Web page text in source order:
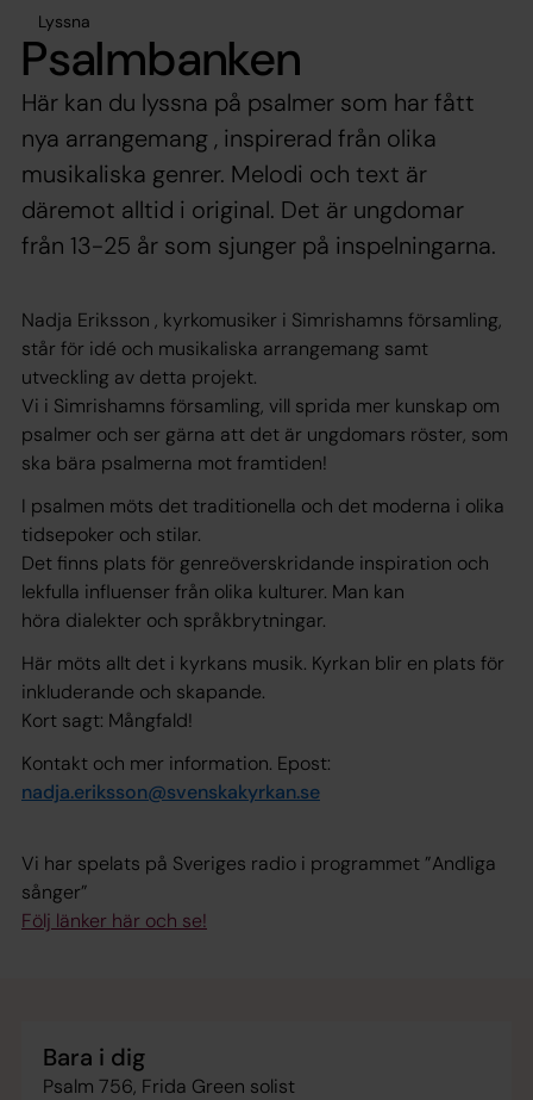
Lyssna
Psalmbanken
Här kan du lyssna på psalmer som har fått
nya arrangemang , inspirerad från olika
musikaliska genrer. Melodi och text är
däremot alltid i original. Det är ungdomar
från 13-25 år som sjunger på inspelningarna.
Nadja Eriksson , kyrkomusiker i Simrishamns församling,
står för idé och musikaliska arrangemang samt
utveckling av detta projekt.
Vi i Simrishamns församling, vill sprida mer kunskap om
psalmer och ser gärna att det är ungdomars röster, som
ska bära psalmerna mot framtiden!
I psalmen möts det traditionella och det moderna i olika
tidsepoker och stilar.​
Det finns plats för genreöverskridande inspiration och
lekfulla influenser från olika kulturer. Man kan
höra dialekter och språkbrytningar.
Här möts allt det i kyrkans musik. Kyrkan blir en plats för
inkluderande och skapande.
Kort sagt: Mångfald!
Kontakt och mer information. Epost:
nadja.eriksson@svenskakyrkan.se
Vi har spelats på Sveriges radio i programmet ”Andliga
sånger”
Följ länker här och se!
Bara i dig
Psalm 756, Frida Green solist